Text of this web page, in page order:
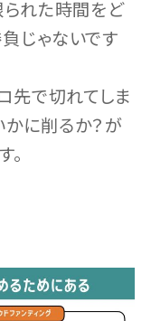
られた時間をど
じゃないです
ロ先で切れてしま
かに削るか？が
。